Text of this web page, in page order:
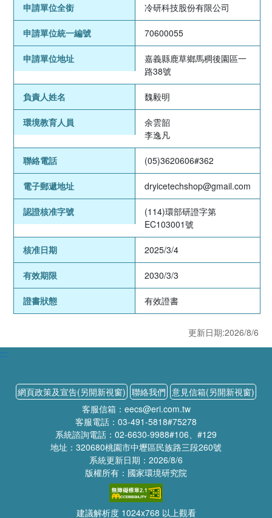
申請單位全銜 冷研科技股份有限公司
申請單位統一編號 70600055
申請單位地址
嘉義縣鹿草鄉馬稠後園區一
路38號
負責人姓名 魏毅明
環境教育人員
余雲韶
李逸凡
聯絡電話 (05)3620606#362
電子郵遞地址 dryicetechshop@gmail.com
認證核准字號
(114)環部研證字第
EC103001號
核准日期 2025/3/4
有效期限 2030/3/3
證書狀態 有效證書
更新日期:2026/8/6
:::
網頁政策及宣告(另開新視窗) 聯絡我們 意見信箱(另開新視窗)
客服信箱：eecs@eri.com.tw
客服電話：03-491-5818#75278
系統諮詢電話：02-6630-9988#106、#129
地址：320680桃園市中壢區民族路三段260號
系統更新日期：2026/8/6
版權所有：國家環境研究院
建議解析度 1024x768 以上觀看